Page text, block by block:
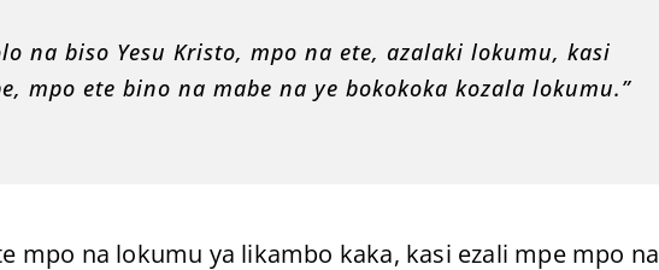
na biso Yesu Kristo, mpo na ete, azalaki lokumu, kasi
mpo ete bino na mabe na ye bokokoka kozala lokumu.”
mpo na lokumu ya likambo kaka, kasi ezali mpe mpo na